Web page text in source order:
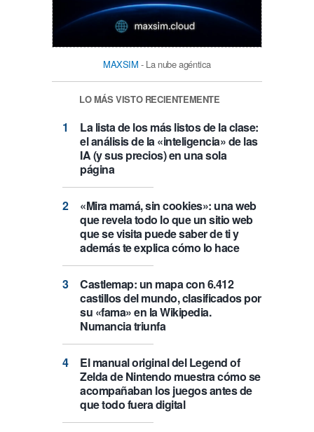
MAXSIM - La nube agéntica
LO MÁS VISTO RECIENTEMENTE
La lista de los más listos de la clase:
el análisis de la «inteligencia» de las
IA (y sus precios) en una sola
página
«Mira mamá, sin cookies»: una web
que revela todo lo que un sitio web
que se visita puede saber de ti y
además te explica cómo lo hace
Castlemap: un mapa con 6.412
castillos del mundo, clasificados por
su «fama» en la Wikipedia.
Numancia triunfa
El manual original del Legend of
Zelda de Nintendo muestra cómo se
acompañaban los juegos antes de
que todo fuera digital